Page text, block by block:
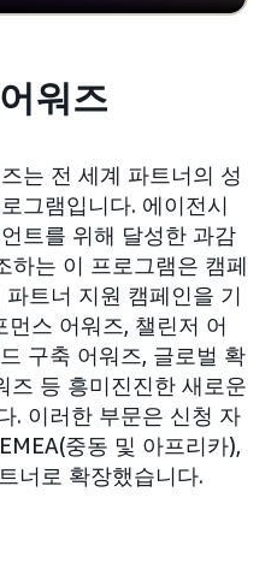
워즈
는 전 세계 파트너의 성
그램입니다. 에이전시
트를 위해 달성한 과감
하는 이 프로그램은 캠페
트너 지원 캠페인을 기
스 어워즈, 챌린저 어
구축 어워즈, 글로벌 확
즈 등 흥미진진한 새로운
. 이러한 부문은 신청 자
중동 및 아프리카),
너로 확장했습니다.